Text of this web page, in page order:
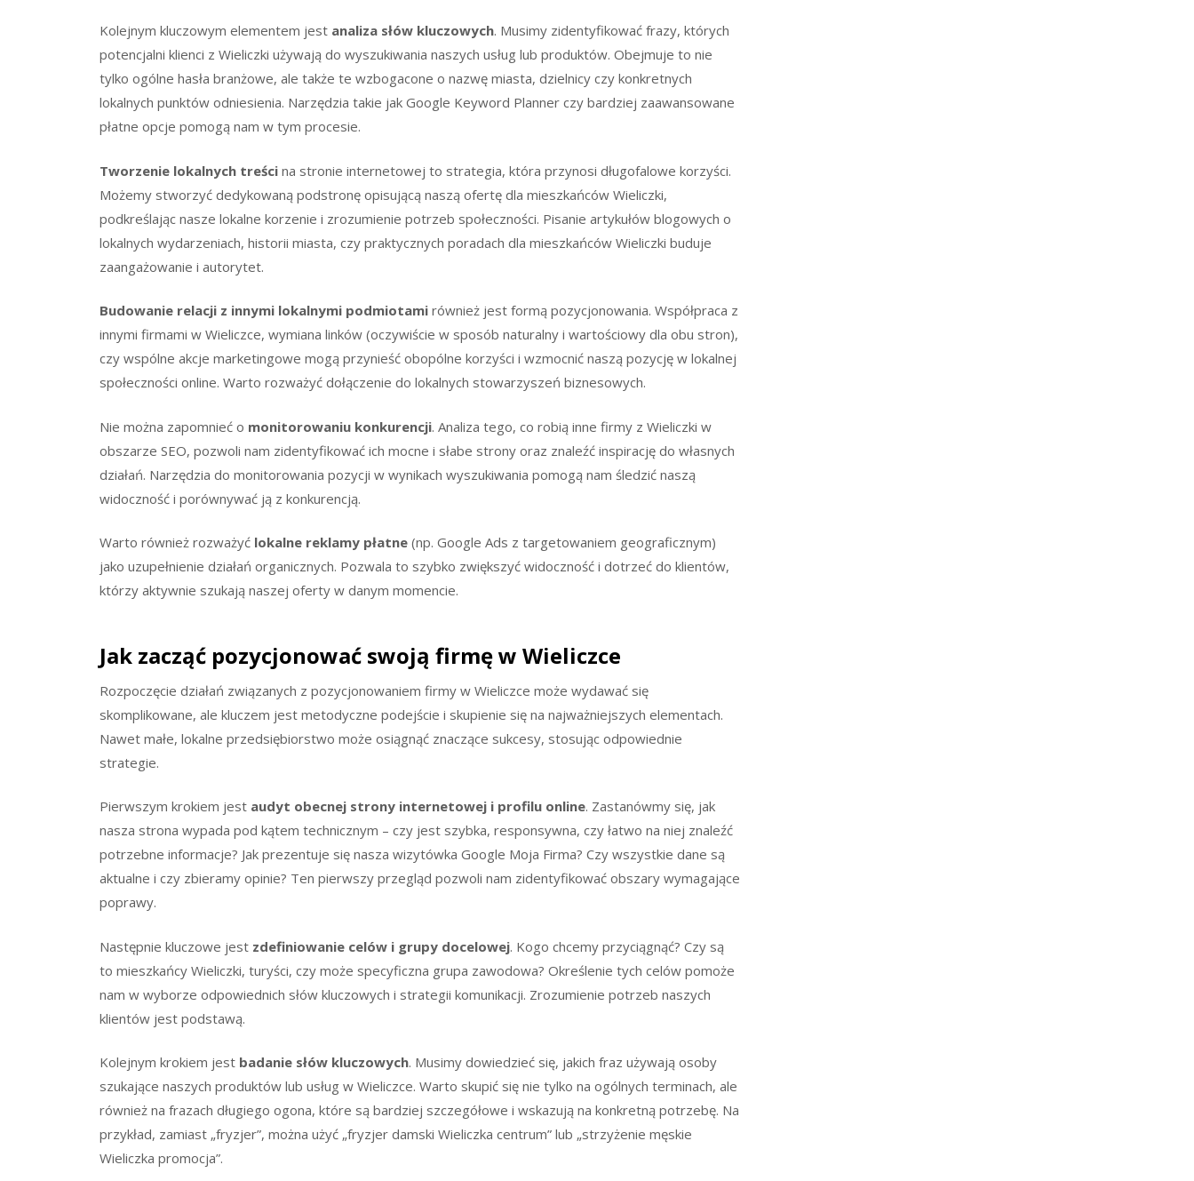
Kolejnym kluczowym elementem jest analiza słów kluczowych. Musimy zidentyfikować frazy, których
potencjalni klienci z Wieliczki używają do wyszukiwania naszych usług lub produktów. Obejmuje to nie
tylko ogólne hasła branżowe, ale także te wzbogacone o nazwę miasta, dzielnicy czy konkretnych
lokalnych punktów odniesienia. Narzędzia takie jak Google Keyword Planner czy bardziej zaawansowane
płatne opcje pomogą nam w tym procesie.
Tworzenie lokalnych treści na stronie internetowej to strategia, która przynosi długofalowe korzyści.
Możemy stworzyć dedykowaną podstronę opisującą naszą ofertę dla mieszkańców Wieliczki,
podkreślając nasze lokalne korzenie i zrozumienie potrzeb społeczności. Pisanie artykułów blogowych o
lokalnych wydarzeniach, historii miasta, czy praktycznych poradach dla mieszkańców Wieliczki buduje
zaangażowanie i autorytet.
Budowanie relacji z innymi lokalnymi podmiotami również jest formą pozycjonowania. Współpraca z
innymi firmami w Wieliczce, wymiana linków (oczywiście w sposób naturalny i wartościowy dla obu stron),
czy wspólne akcje marketingowe mogą przynieść obopólne korzyści i wzmocnić naszą pozycję w lokalnej
społeczności online. Warto rozważyć dołączenie do lokalnych stowarzyszeń biznesowych.
Nie można zapomnieć o monitorowaniu konkurencji. Analiza tego, co robią inne firmy z Wieliczki w
obszarze SEO, pozwoli nam zidentyfikować ich mocne i słabe strony oraz znaleźć inspirację do własnych
działań. Narzędzia do monitorowania pozycji w wynikach wyszukiwania pomogą nam śledzić naszą
widoczność i porównywać ją z konkurencją.
Warto również rozważyć lokalne reklamy płatne (np. Google Ads z targetowaniem geograficznym)
jako uzupełnienie działań organicznych. Pozwala to szybko zwiększyć widoczność i dotrzeć do klientów,
którzy aktywnie szukają naszej oferty w danym momencie.
Jak zacząć pozycjonować swoją firmę w Wieliczce
Rozpoczęcie działań związanych z pozycjonowaniem firmy w Wieliczce może wydawać się
skomplikowane, ale kluczem jest metodyczne podejście i skupienie się na najważniejszych elementach.
Nawet małe, lokalne przedsiębiorstwo może osiągnąć znaczące sukcesy, stosując odpowiednie
strategie.
Pierwszym krokiem jest audyt obecnej strony internetowej i profilu online. Zastanówmy się, jak
nasza strona wypada pod kątem technicznym – czy jest szybka, responsywna, czy łatwo na niej znaleźć
potrzebne informacje? Jak prezentuje się nasza wizytówka Google Moja Firma? Czy wszystkie dane są
aktualne i czy zbieramy opinie? Ten pierwszy przegląd pozwoli nam zidentyfikować obszary wymagające
poprawy.
Następnie kluczowe jest zdefiniowanie celów i grupy docelowej. Kogo chcemy przyciągnąć? Czy są
to mieszkańcy Wieliczki, turyści, czy może specyficzna grupa zawodowa? Określenie tych celów pomoże
nam w wyborze odpowiednich słów kluczowych i strategii komunikacji. Zrozumienie potrzeb naszych
klientów jest podstawą.
Kolejnym krokiem jest badanie słów kluczowych. Musimy dowiedzieć się, jakich fraz używają osoby
szukające naszych produktów lub usług w Wieliczce. Warto skupić się nie tylko na ogólnych terminach, ale
również na frazach długiego ogona, które są bardziej szczegółowe i wskazują na konkretną potrzebę. Na
przykład, zamiast „fryzjer”, można użyć „fryzjer damski Wieliczka centrum” lub „strzyżenie męskie
Wieliczka promocja”.